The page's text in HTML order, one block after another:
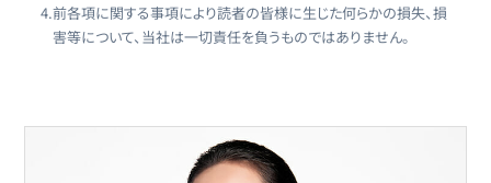
4.前各項に関する事項により読者の皆様に生じた何らかの損失、損
害等について、当社は一切責任を負うものではありません。